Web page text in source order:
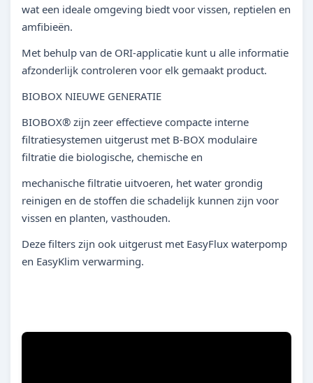
wat een ideale omgeving biedt voor vissen, reptielen en
amfibieën.
Met behulp van de ORI-applicatie kunt u alle informatie
afzonderlijk controleren voor elk gemaakt product.
BIOBOX NIEUWE GENERATIE
BIOBOX® zijn zeer effectieve compacte interne
filtratiesystemen uitgerust met B-BOX modulaire
filtratie die biologische, chemische en
mechanische filtratie uitvoeren, het water grondig
reinigen en de stoffen die schadelijk kunnen zijn voor
vissen en planten, vasthouden.
Deze filters zijn ook uitgerust met EasyFlux waterpomp
en EasyKlim verwarming.